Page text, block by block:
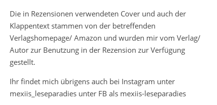
Die in Rezensionen verwendeten Cover und auch der
Klappentext stammen von der betreffenden
Verlagshomepage/ Amazon und wurden mir vom Verlag/
Autor zur Benutzung in der Rezension zur Verfügung
gestellt.
Ihr findet mich übrigens auch bei Instagram unter
mexiis_leseparadies unter FB als mexiis-leseparadies